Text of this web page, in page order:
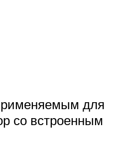
для
со встроенным